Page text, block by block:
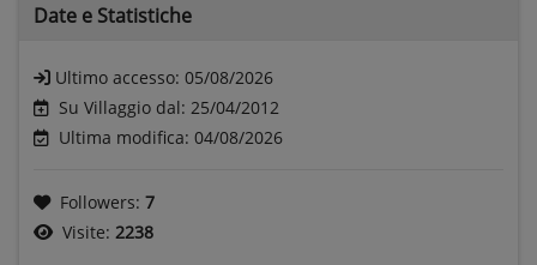
Date e Statistiche
Ultimo accesso: 05/08/2026
Su Villaggio dal: 25/04/2012
Ultima modifica: 04/08/2026
Followers: 7
Visite: 2238